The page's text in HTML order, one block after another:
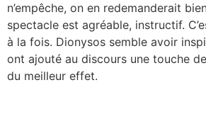
n’empêche, on en redemanderait
spectacle est agréable, instructif.
à la fois. Dionysos semble avoir
ont ajouté au discours une touche
du meilleur effet.